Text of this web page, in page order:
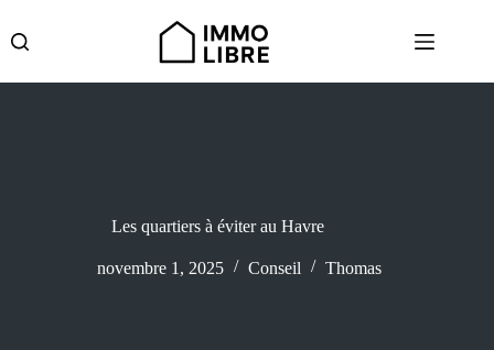
contenu
Les quartiers à éviter au Havre
novembre 1, 2025 Conseil Thomas